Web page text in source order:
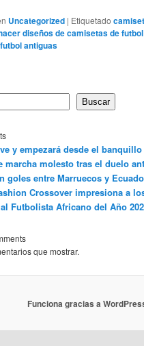
Uncategorized | Etiquetado
diseños de camisetas de futbol
antiguas
Buscar
y empezará desde el banquillo
marcha molesto tras el duelo
goles entre Marruecos y
Crossover impresiona a
Futbolista Africano del Año
que mostrar.
Funciona gracias a